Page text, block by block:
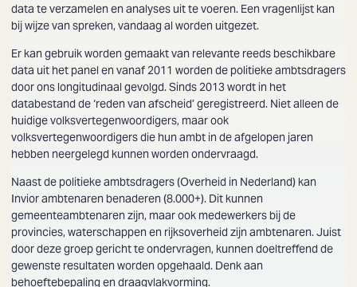
data te verzamelen en analyses uit te voeren. Een vragenlijst kan
bij wijze van spreken, vandaag al worden uitgezet.
Er kan gebruik worden gemaakt van relevante reeds beschikbare
data uit het panel en vanaf 2011 worden de politieke ambtsdragers
door ons longitudinaal gevolgd. Sinds 2013 wordt in het
databestand de ‘reden van afscheid’ geregistreerd. Niet alleen de
huidige volksvertegenwoordigers, maar ook
volksvertegenwoordigers die hun ambt in de afgelopen jaren
hebben neergelegd kunnen worden ondervraagd.
Naast de politieke ambtsdragers (Overheid in Nederland) kan
Invior ambtenaren benaderen (8.000+). Dit kunnen
gemeenteambtenaren zijn, maar ook medewerkers bij de
provincies, waterschappen en rijksoverheid zijn ambtenaren. Juist
door deze groep gericht te ondervragen, kunnen doeltreffend de
gewenste resultaten worden opgehaald. Denk aan
behoeftebepaling en draagvlakvorming.